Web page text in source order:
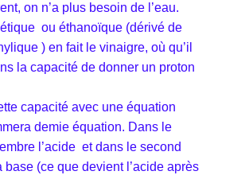
on n’a plus besoin de l’eau.
ou éthanoïque (dérivé de
) en fait le vinaigre, où qu’il
la capacité de donner un proton
capacité avec une équation
demie équation. Dans le
l’acide et dans le second
base (ce que devient l’acide après